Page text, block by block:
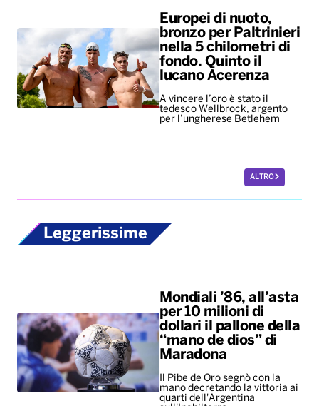
Europei di nuoto,
bronzo per Paltrinieri
nella 5 chilometri di
fondo. Quinto il
lucano Acerenza
A vincere l’oro è stato il
tedesco Wellbrock, argento
per l’ungherese Betlehem
ALTRO
Leggerissime
Mondiali ’86, all’asta
per 10 milioni di
dollari il pallone della
“mano de dios” di
Maradona
Il Pibe de Oro segnò con la
mano decretando la vittoria ai
quarti dell'Argentina